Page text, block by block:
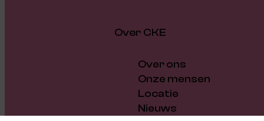
Over CKE
Over ons
Onze mensen
Locatie
Nieuws